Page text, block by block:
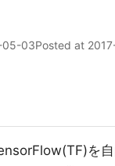
05-03Posted at
を